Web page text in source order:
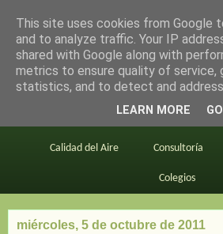
en bici por
Este blog BiciMAD
Calidad del Aire Consultoría
Colegios
miércoles, 5 de octubre de 2011
This site uses cookies from Google
and to analyze traffic. Your IP
shared with Google along with
metrics to ensure quality of service,
statistics, and to detect and
LEARN MORE